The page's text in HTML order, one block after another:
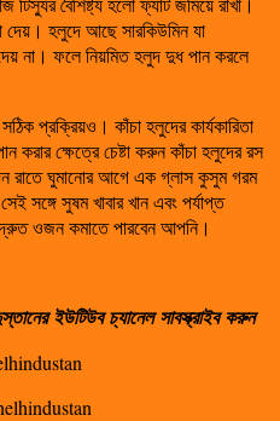
দেয়। হলুদে আছে সারকিউমিন যা
না। ফলে নিয়মিত হলুদ দুধ পান করলে
প্রক্রিয়ও। কাঁচা হলুদের কার্যকারিতা
করার ক্ষেত্রে চেষ্টা করুন কাঁচা হলুদের রস
রাতে ঘুমানোর আগে এক গ্লাস কুসুম গরম
সঙ্গে সুষম খাবার খান এবং পর্যাপ্ত
দ্রুত ওজন কমাতে পারবেন আপনি।
ইউটিউব চ্যানেল সাবস্ক্রাইব করুন